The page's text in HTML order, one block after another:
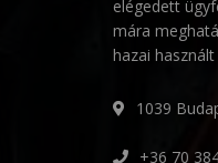
elégedett
mára
hazai
1039
+36 70